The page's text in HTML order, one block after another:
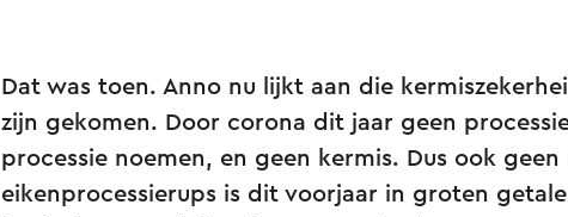
Dat was toen. Anno nu lijkt aan die
zijn gekomen. Door corona dit jaar geen
processie noemen, en geen kermis. Dus ook geen
eikenprocessierups is dit voorjaar in groten